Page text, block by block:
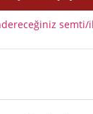
semti/